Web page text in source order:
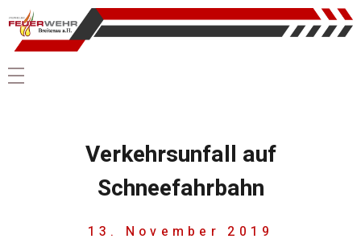
Verkehrsunfall auf
Schneefahrbahn
13. November 2019